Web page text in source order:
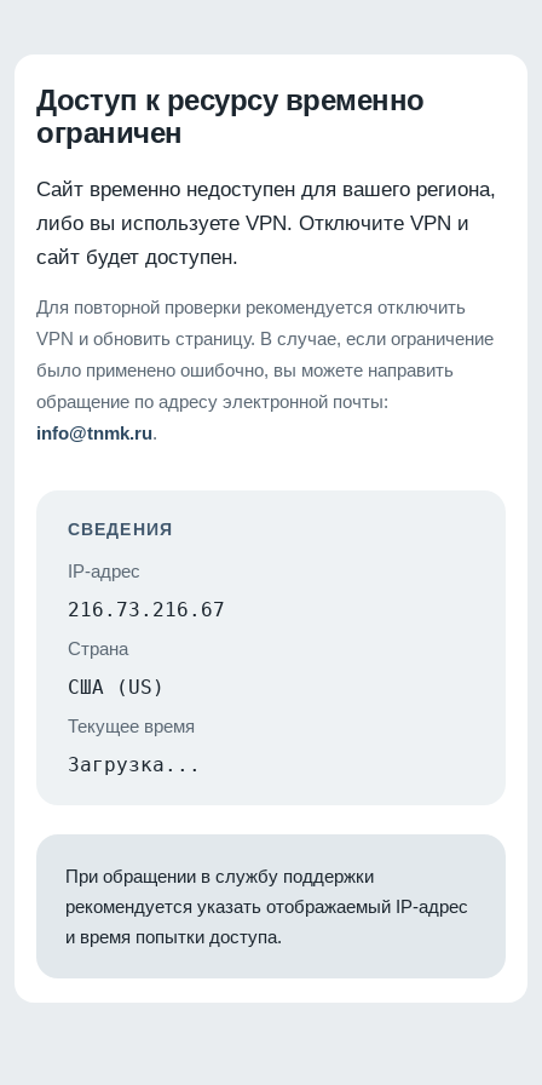
Доступ к ресурсу временно
ограничен
Сайт временно недоступен для вашего региона,
либо вы используете VPN. Отключите VPN и
сайт будет доступен.
Для повторной проверки рекомендуется отключить
VPN и обновить страницу. В случае, если ограничение
было применено ошибочно, вы можете направить
обращение по адресу электронной почты:
info@tnmk.ru.
СВЕДЕНИЯ
IP-адрес
216.73.216.67
Страна
США (US)
Текущее время
Загрузка...
При обращении в службу поддержки
рекомендуется указать отображаемый IP-адрес
и время попытки доступа.